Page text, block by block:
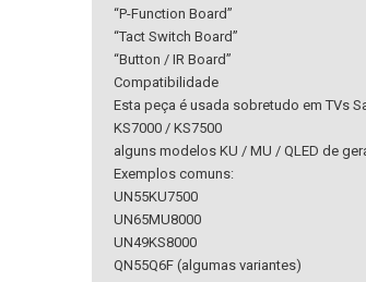
“P-Function Board”
“Tact Switch Board”
“Button / IR Board”
Compatibilidade
Esta peça é usada sobretudo em TVs
KS7000 / KS7500
alguns modelos KU / MU / QLED de
Exemplos comuns:
UN55KU7500
UN65MU8000
UN49KS8000
QN55Q6F (algumas variantes)